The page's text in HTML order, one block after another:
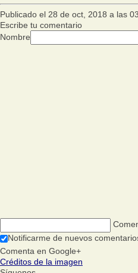
Publicado el 28 de oct, 2018 a las
Escribe tu comentario
Nombre
Notificarme de nuevos
Comenta en Google+
Créditos de la imagen